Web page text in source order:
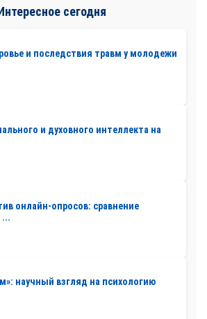
сегодня
и последствия травм у молодежи
и духовного интеллекта на
онлайн-опросов: сравнение
...
научный взгляд на психологию